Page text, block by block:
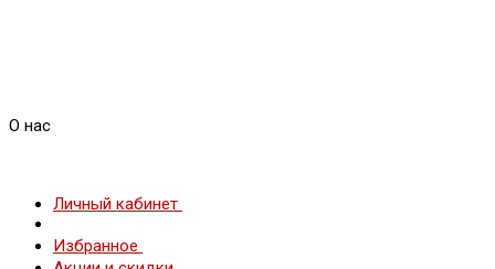
О нас
Личный кабинет
Избранное